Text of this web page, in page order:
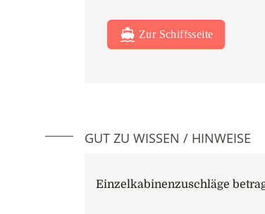
Zur Schiffsseite
GUT ZU WISSEN / HINWEISE
Einzelkabinenzuschläge